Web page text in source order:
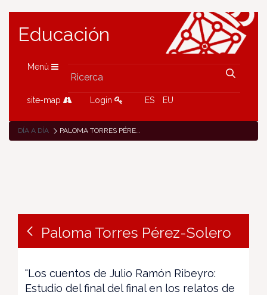
Educación
Menù
site-map Login ES EU
DÍA A DÍA PALOMA TORRES PÉREZ-SOLERO
Paloma Torres Pérez-Solero
"Los cuentos de Julio Ramón Ribeyro:
Estudio del final del final en los relatos de